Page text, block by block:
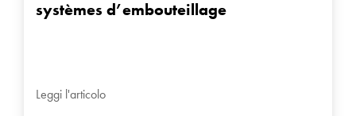
systèmes d’embouteillage
Leggi l'articolo